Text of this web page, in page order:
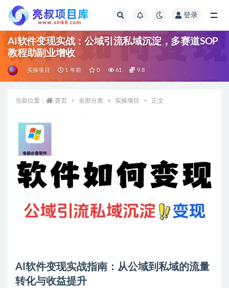
登录
AI软件变现实战：公域引流私域沉淀，多赛道SOP
教程助副业增收
实操项目 1 年前 0 61 9.8
当前位置： 首页 全部分类 实操项目 正文
AI软件变现实战指南：从公域到私域的流量
转化与收益提升